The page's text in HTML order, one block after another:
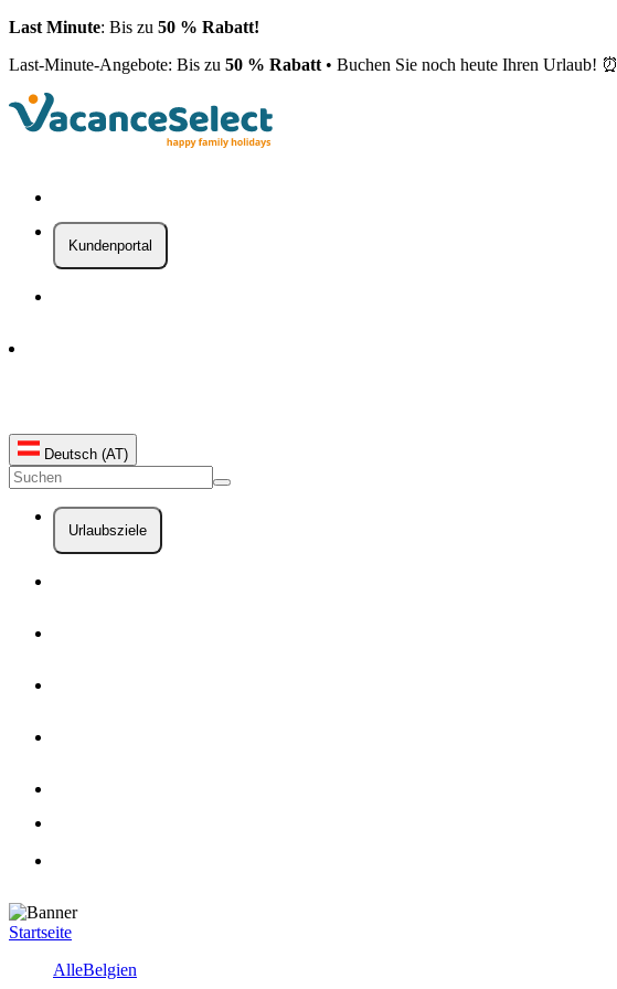
Last Minute: Bis zu 50 % Rabatt!
Last-Minute-Angebote: Bis zu 50 % Rabatt • Buchen Sie noch heute Ihren Urlaub! ⏰
Kundenportal
Deutsch (AT)
Urlaubsziele
Startseite
AlleBelgien